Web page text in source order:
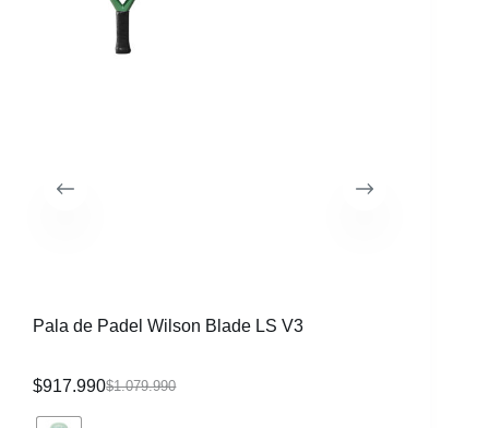
Pala de Padel Wilson Blade LS V3
$1.079.990
$917.990